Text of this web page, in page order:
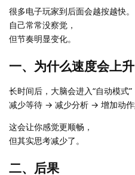
很多电子玩家到后面会越按越快。
自己常常没察觉，
但节奏明显变化。
一、为什么速度会上升
长时间后，大脑会进入“自动模式”
减少等待 → 减少分析 → 增加动作
这会让你感觉更顺畅，
但其实思考减少了。
二、后果